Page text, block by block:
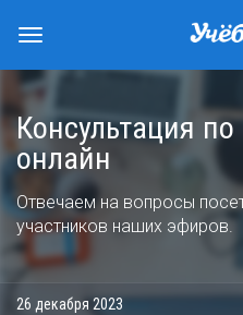
Консультация
онлайн
Отвечаем на вопросы
участников наших эфиров.
26 декабря 2023